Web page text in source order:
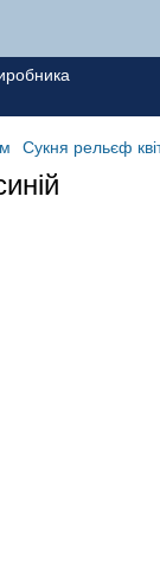
Сукня рельєф